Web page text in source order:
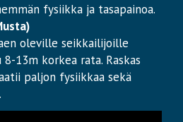
fysiikka ja tasapainoa.
oleville seikkailijoille
13m korkea rata. Raskas
paljon fysiikkaa sekä